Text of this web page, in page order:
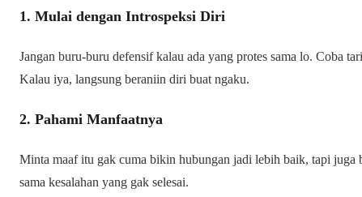
1. Mulai dengan Introspeksi Diri
Jangan buru-buru defensif kalau ada yang protes sama lo. Coba
Kalau iya, langsung beraniin diri buat ngaku.
2. Pahami Manfaatnya
Minta maaf itu gak cuma bikin hubungan jadi lebih baik, tapi juga
sama kesalahan yang gak selesai.